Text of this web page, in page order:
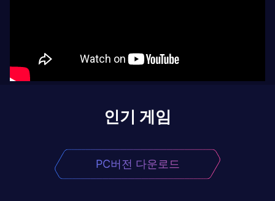
인기 게임
PC버전 다운로드